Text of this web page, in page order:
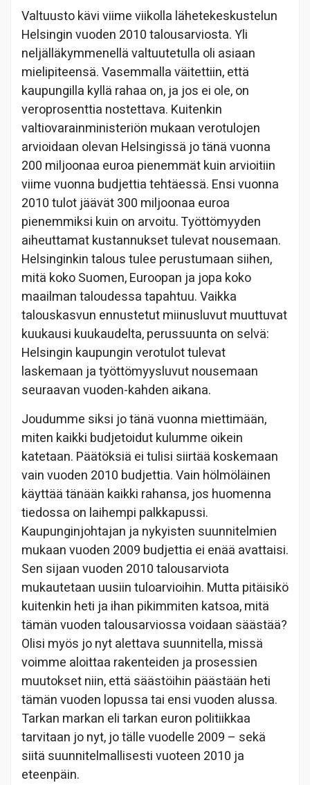
Valtuusto kävi viime viikolla lähetekeskustelun
Helsingin vuoden 2010 talousarviosta. Yli
neljälläkymmenellä valtuutetulla oli asiaan
mielipiteensä. Vasemmalla väitettiin, että
kaupungilla kyllä rahaa on, ja jos ei ole, on
veroprosenttia nostettava. Kuitenkin
valtiovarainministeriön mukaan verotulojen
arvioidaan olevan Helsingissä jo tänä vuonna
200 miljoonaa euroa pienemmät kuin arvioitiin
viime vuonna budjettia tehtäessä. Ensi vuonna
2010 tulot jäävät 300 miljoonaa euroa
pienemmiksi kuin on arvoitu. Työttömyyden
aiheuttamat kustannukset tulevat nousemaan.
Helsinginkin talous tulee perustumaan siihen,
mitä koko Suomen, Euroopan ja jopa koko
maailman taloudessa tapahtuu. Vaikka
talouskasvun ennustetut miinusluvut muuttuvat
kuukausi kuukaudelta, perussuunta on selvä:
Helsingin kaupungin verotulot tulevat
laskemaan ja työttömyysluvut nousemaan
seuraavan vuoden-kahden aikana.
Joudumme siksi jo tänä vuonna miettimään,
miten kaikki budjetoidut kulumme oikein
katetaan. Päätöksiä ei tulisi siirtää koskemaan
vain vuoden 2010 budjettia. Vain hölmöläinen
käyttää tänään kaikki rahansa, jos huomenna
tiedossa on laihempi palkkapussi.
Kaupunginjohtajan ja nykyisten suunnitelmien
mukaan vuoden 2009 budjettia ei enää avattaisi.
Sen sijaan vuoden 2010 talousarviota
mukautetaan uusiin tuloarvioihin. Mutta pitäisikö
kuitenkin heti ja ihan pikimmiten katsoa, mitä
tämän vuoden talousarviossa voidaan säästää?
Olisi myös jo nyt alettava suunnitella, missä
voimme aloittaa rakenteiden ja prosessien
muutokset niin, että säästöihin päästään heti
tämän vuoden lopussa tai ensi vuoden alussa.
Tarkan markan eli tarkan euron politiikkaa
tarvitaan jo nyt, jo tälle vuodelle 2009 – sekä
siitä suunnitelmallisesti vuoteen 2010 ja
eteenpäin.